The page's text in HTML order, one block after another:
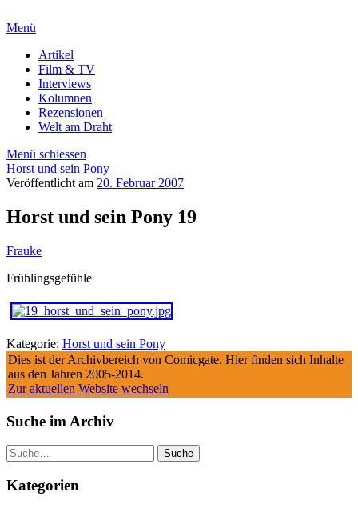
Menü
Artikel
Film & TV
Interviews
Kolumnen
Rezensionen
Welt am Draht
Menü schiessen
Horst und sein Pony
Veröffentlicht am 20. Februar 2007
Horst und sein Pony 19
Frauke
Frühlingsgefühle
Kategorie: Horst und sein Pony
Dies ist der Archivbereich von Comicgate. Hier finden sich Inhalte
aus den Jahren 2005-2014.
Zur aktuellen Website wechseln
Suche im Archiv
Suche
Kategorien